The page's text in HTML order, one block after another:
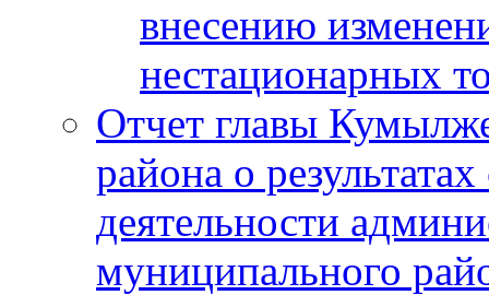
внесению
нестационарных
Отчет главы
района о
деятельности
муниципального